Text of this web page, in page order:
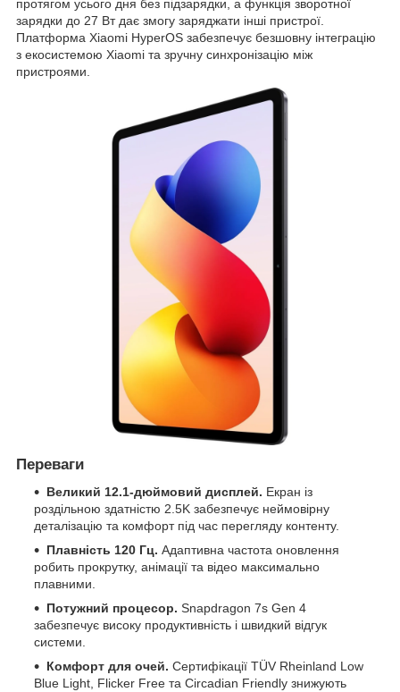
протягом усього дня без підзарядки, а функція зворотної
зарядки до 27 Вт дає змогу заряджати інші пристрої.
Платформа Xiaomi HyperOS забезпечує безшовну інтеграцію
з екосистемою Xiaomi та зручну синхронізацію між
пристроями.
Переваги
Великий 12.1-дюймовий дисплей. Екран із
роздільною здатністю 2.5K забезпечує неймовірну
деталізацію та комфорт під час перегляду контенту.
Плавність 120 Гц. Адаптивна частота оновлення
робить прокрутку, анімації та відео максимально
плавними.
Потужний процесор. Snapdragon 7s Gen 4
забезпечує високу продуктивність і швидкий відгук
системи.
Комфорт для очей. Сертифікації TÜV Rheinland Low
Blue Light, Flicker Free та Circadian Friendly знижують